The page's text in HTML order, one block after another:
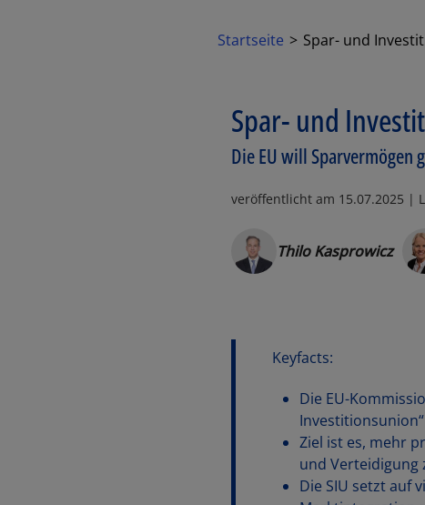
Startseite Spar- und
Spar- und
Die EU will
veröffentlicht am 15.07.2025 |
Thilo Kasprowicz
Keyfacts:
Die EU-
Ziel ist es, mehr
und Verteidigung
Die SIU setzt auf